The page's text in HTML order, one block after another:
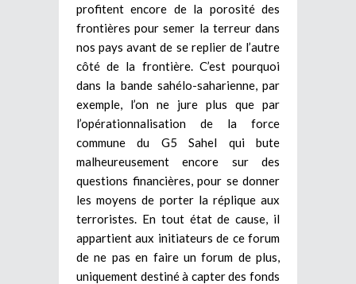
profitent encore de la porosité des
frontières pour semer la terreur dans
nos pays avant de se replier de l’autre
côté de la frontière. C’est pourquoi
dans la bande sahélo-saharienne, par
exemple, l’on ne jure plus que par
l’opérationnalisation de la force
commune du G5 Sahel qui bute
malheureusement encore sur des
questions financières, pour se donner
les moyens de porter la réplique aux
terroristes. En tout état de cause, il
appartient aux initiateurs de ce forum
de ne pas en faire un forum de plus,
uniquement destiné à capter des fonds